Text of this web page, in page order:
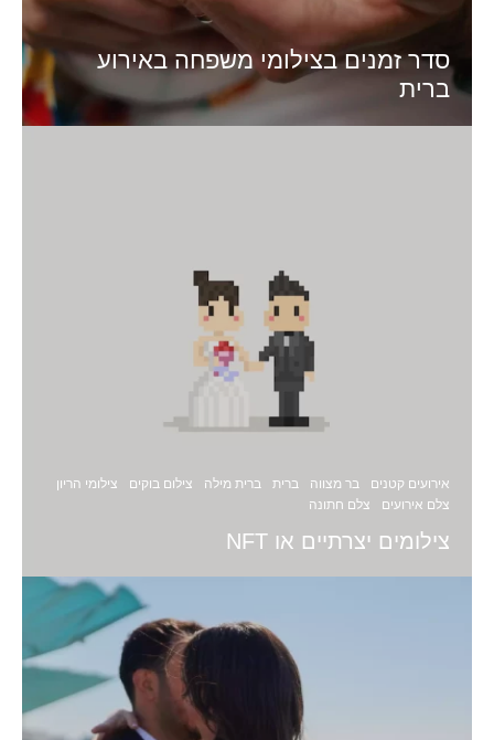
סדר זמנים בצילומי משפחה באירוע
ברית
אירועים קטנים בר מצווה ברית ברית מילה צילום בוקים
צילומי הריון
צלם אירועים
צלם חתונה
צילומים יצרתיים או NFT